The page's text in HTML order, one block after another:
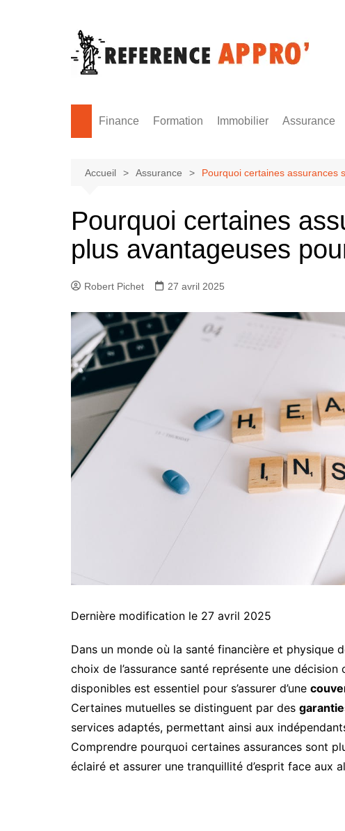
Finance Formation Immobilier Assurance
Accueil Assurance Pourquoi certaines assurances
Pourquoi certaines
plus avantageuses
Robert Pichet 27 avril 2025
Dernière modification le 27 avril 2025
Dans un monde où la santé financière et physique
choix de l’assurance santé représente une décision
disponibles est essentiel pour s’assurer d’une
Certaines mutuelles se distinguent par des
services adaptés, permettant ainsi aux
Comprendre pourquoi certaines assurances sont
éclairé et assurer une tranquillité d’esprit face aux